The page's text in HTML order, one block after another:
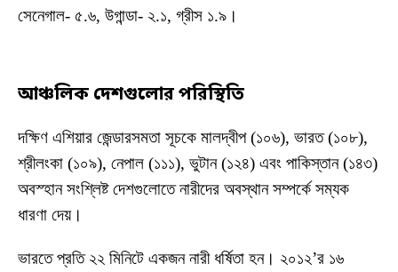
সেনেগাল- ৫.৬, উগান্ডা- ২.১, গ্রীস ১.৯।
আঞ্চলিক দেশগুলোরপরিস্থিতি
দক্ষিণ এশিয়ার জেন্ডারসমতা সূচকে মালদ্বীপ (১০৬), ভারত (১০৮),
শ্রীলংকা (১০৯), নেপাল (১১১), ভুটান (১২৪) এবং পাকিস্তান (১৪৩)
অবস্হান সংশ্লিষ্ট দেশগুলোতে নারীদের অবস্থান সম্পর্কে সম্যক
ধারণা দেয়।
ভারতে প্রতি ২২ মিনিটে একজন নারী ধর্ষিতা হন। ২০১২’র ১৬